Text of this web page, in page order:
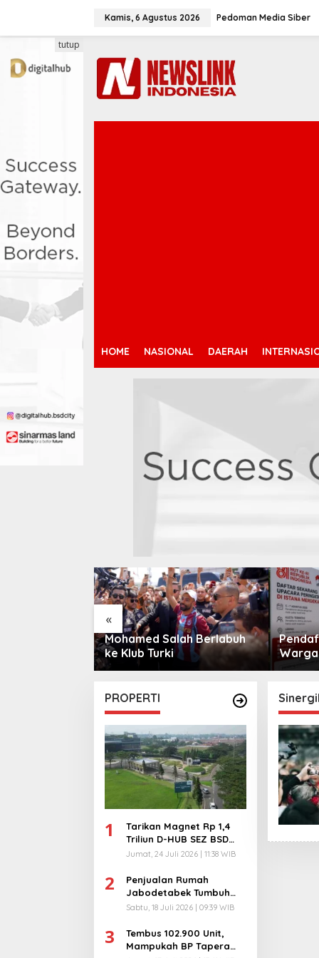
Kamis, 6 Agustus 2026 Pedoman Media Siber
HOME NASIONAL DAERAH
tutup
«
Mohamed Salah Berlabuh
ke Klub Turki
PROPERTI
1
Tarikan Magnet Rp 1,4
Triliun D-HUB SEZ BSD
City, Buka 1736
Jumat, 24 Juli 2026 | 11:38 WIB
2
Penjualan Rumah
Jabodetabek Tumbuh
94%! Developer
Ekstra
Sabtu, 18 Juli 2026 | 09:39 WIB
3
Tembus 102.900 Unit,
Mampukah BP Tapera